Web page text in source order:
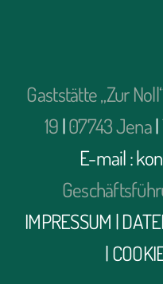
Gaststätte „Zur
19|07743 Jena|
E-mail :
IMPRESSUM |
|